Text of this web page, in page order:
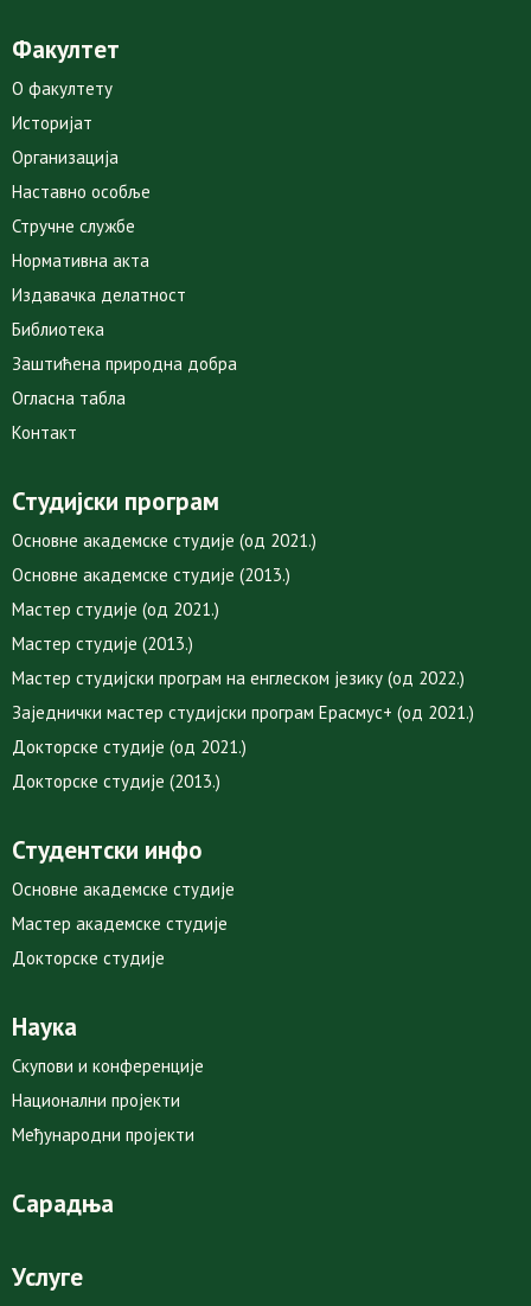
Факултет
О факултету
Историјат
Организација
Наставно особље
Стручне службе
Нормативна акта
Издавачка делатност
Библиотека
Заштићена природна добра
Огласна табла
Контакт
Студијски програм
Основне академске студије (од 2021.)
Основне академске студије (2013.)
Мастер студије (од 2021.)
Мастер студије (2013.)
Мастер студијски програм на енглеском језику (од 2022.)
Заједнички мастер студијски програм Ерасмус+ (од 2021.)
Докторске студије (од 2021.)
Докторске студије (2013.)
Студентски инфо
Основне академске студије
Мастер академске студије
Докторске студије
Наука
Скупови и конференције
Национални пројекти
Међународни пројекти
Сарадња
Услуге